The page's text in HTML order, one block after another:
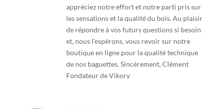
appréciez notre effort et notre parti pris sur
les sensations et la qualité du bois. Au plaisir
de répondre à vos futurs questions si besoin
et, nous l’espérons, vous revoir sur notre
boutique en ligne pour la qualité technique
de nos baguettes. Sincèrement, Clément
Fondateur de Vikory